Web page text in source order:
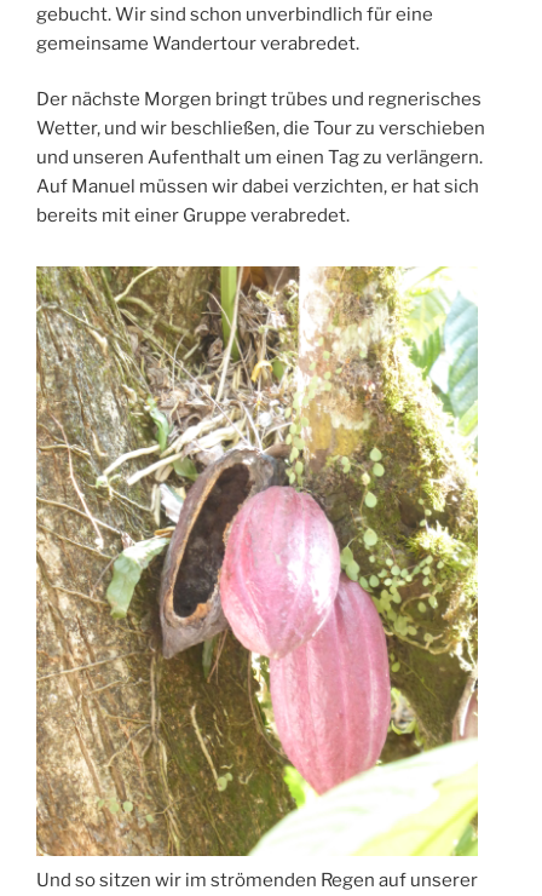
gebucht. Wir sind schon unverbindlich für eine
gemeinsame Wandertour verabredet.
Der nächste Morgen bringt trübes und regnerisches
Wetter, und wir beschließen, die Tour zu verschieben
und unseren Aufenthalt um einen Tag zu verlängern.
Auf Manuel müssen wir dabei verzichten, er hat sich
bereits mit einer Gruppe verabredet.
Und so sitzen wir im strömenden Regen auf unserer